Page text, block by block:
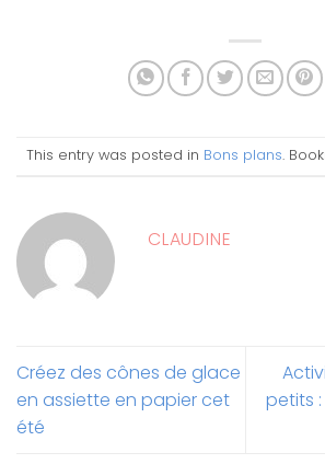
This entry was posted in Bons plans.
CLAUDINE
Créez des cônes de glace
en assiette en papier cet
été
petits